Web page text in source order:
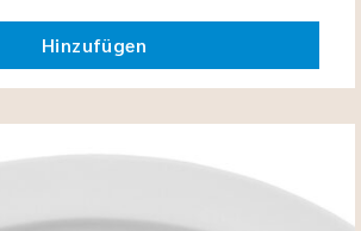
Hinzufügen